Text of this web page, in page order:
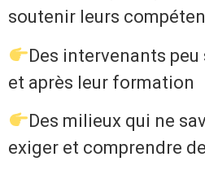
soutenir leurs
Des intervenants
et après leur formation
Des milieux qui ne
exiger et comprendre